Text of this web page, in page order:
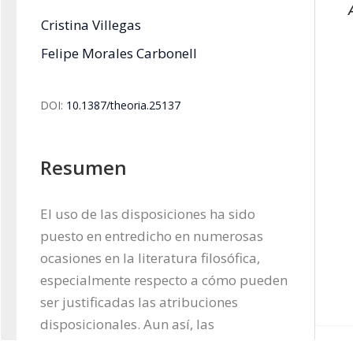
Cristina Villegas
Felipe Morales Carbonell
DOI: 10.1387/theoria.25137
Resumen
El uso de las disposiciones ha sido
puesto en entredicho en numerosas
ocasiones en la literatura filosófica,
especialmente respecto a cómo pueden
ser justificadas las atribuciones
disposicionales. Aun así, las